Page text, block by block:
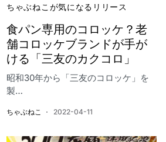
ちゃぶねこが気になるリリース
食パン専用のコロッケ？老
舗コロッケブランドが手が
ける「三友のカクコロ」
昭和30年から「三友のコロッケ」を
製…
ちゃぶねこ 2022-04-11